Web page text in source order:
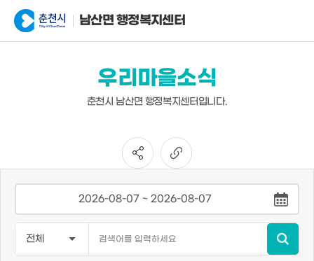
남산면 행정복지센터
우리마을소식
춘천시 남산면 행정복지센터입니다.